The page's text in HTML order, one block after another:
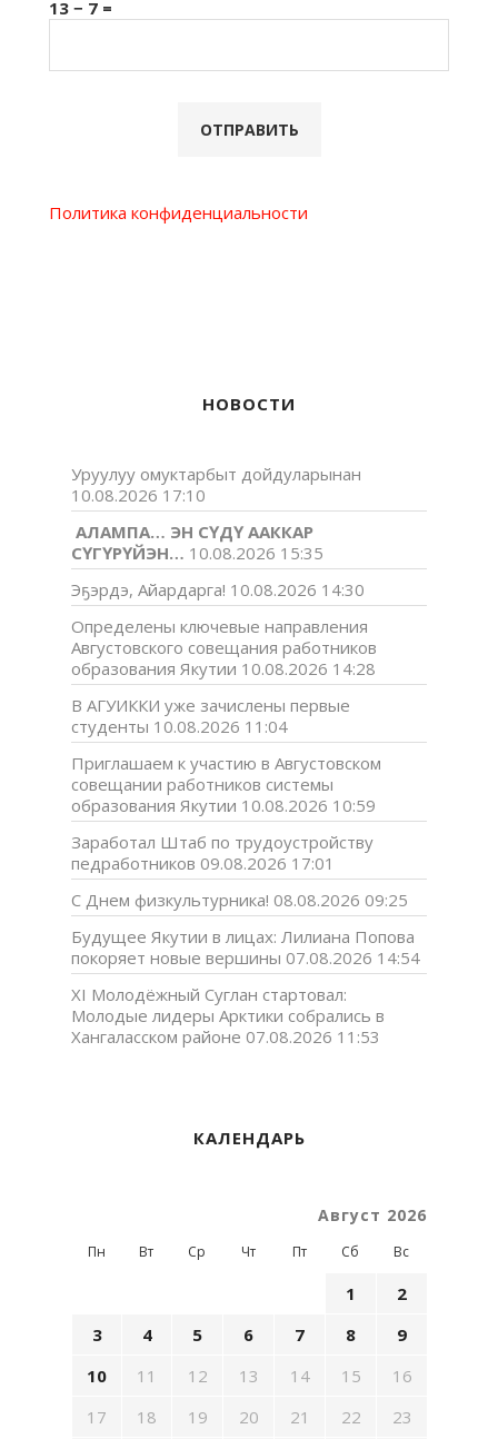
13 − 7 =
Политика конфиденциальности
НОВОСТИ
Уруулуу омуктарбыт дойдуларынан
10.08.2026 17:10
АЛАМПА… ЭН СҮДҮ ААККАР
СҮГҮРҮЙЭН… 10.08.2026 15:35
Эҕэрдэ, Айардарга! 10.08.2026 14:30
Определены ключевые направления
Августовского совещания работников
образования Якутии 10.08.2026 14:28
В АГУИККИ уже зачислены первые
студенты 10.08.2026 11:04
Приглашаем к участию в Августовском
совещании работников системы
образования Якутии 10.08.2026 10:59
Заработал Штаб по трудоустройству
педработников 09.08.2026 17:01
С Днем физкультурника! 08.08.2026 09:25
Будущее Якутии в лицах: Лилиана Попова
покоряет новые вершины 07.08.2026 14:54
XI Молодёжный Суглан стартовал:
Молодые лидеры Арктики собрались в
Хангаласском районе 07.08.2026 11:53
КАЛЕНДАРЬ
Август 2026
Пн Вт Ср Чт Пт Сб Вс
1
2
3
4 5 6 7 8
9
10
11 12 13 14 15
16
17
18 19 20 21 22
23